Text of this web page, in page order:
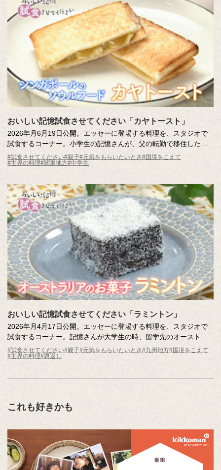
おいしい記憶試食させてください「カヤトースト」
2026年月6月19日公開。エッセーに登場する料理を、スタジオで
試食するコーナー。小学生の記憶さんが、父の転勤で移住したシ
ンガポールで出会った「カヤトースト」。日本に帰国後も、カヤ
トーストのためにシンガポールを再訪するほど心を掴まれまし
す。驚きの食べ方も必見です！
#試食させてください#親子#元気をもらいたいとき#国境をこえて
#世界の料理#関東地方#中学生
おいしい記憶試食させてください「ラミントン」
2026年月4月17日公開。エッセーに登場する料理を、スタジオで
試食するコーナー。記憶さんが大学生の時、留学先のオーストラ
リアで出会った「ラミントン」。ココナッツがまぶされた、どっ
しりと甘いチョコレートケーキは、不安をぬぐってくれた大切な
スタジオにお届けします。
#試食させてください#親子#元気をもらいたいとき#九州地方#国境をこえて
#世界の料理#恩返し
これも好きかも